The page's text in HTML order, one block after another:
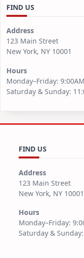
FIND US
Address
123 Main Street
New York, NY 10001
Hours
Monday–Friday:
Saturday & Sunday:
FIND US
Address
123 Main Street
New York, NY 10001
Hours
Monday–Friday:
Saturday &